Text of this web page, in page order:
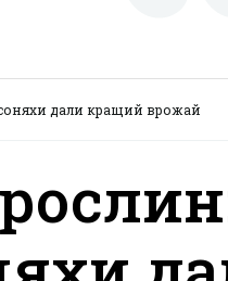
дали кращий врожай